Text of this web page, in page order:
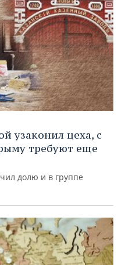
узаконил цеха, с
требуют еще
долю и в группе